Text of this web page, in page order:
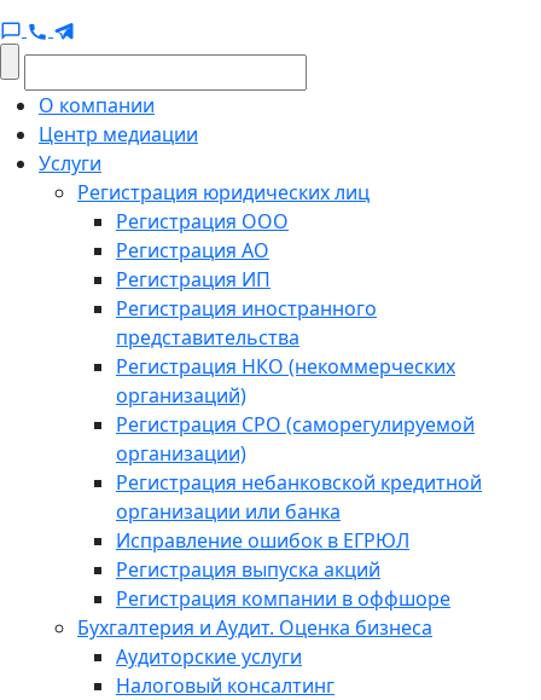
О компании
Центр медиации
Услуги
Регистрация юридических лиц
Регистрация ООО
Регистрация АО
Регистрация ИП
Регистрация иностранного
представительства
Регистрация НКО (некоммерческих
организаций)
Регистрация СРО (саморегулируемой
организации)
Регистрация небанковской кредитной
организации или банка
Исправление ошибок в ЕГРЮЛ
Регистрация выпуска акций
Регистрация компании в оффшоре
Бухгалтерия и Аудит. Оценка бизнеса
Аудиторские услуги
Налоговый консалтинг